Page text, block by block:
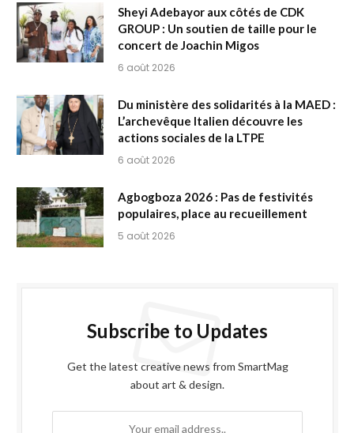
Sheyi Adebayor aux côtés de CDK
GROUP : Un soutien de taille pour le
concert de Joachin Migos
6 août 2026
Du ministère des solidarités à la MAED :
L’archevêque Italien découvre les
actions sociales de la LTPE
6 août 2026
Agbogboza 2026 : Pas de festivités
populaires, place au recueillement
5 août 2026
Subscribe to Updates
Get the latest creative news from SmartMag
about art & design.